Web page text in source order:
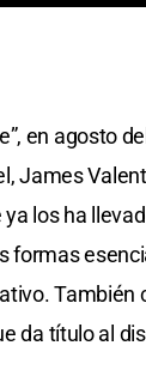
en agosto
James
los ha
formas
También
da título al